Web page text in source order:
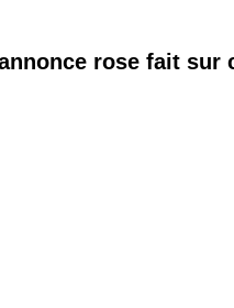
rose fait sur